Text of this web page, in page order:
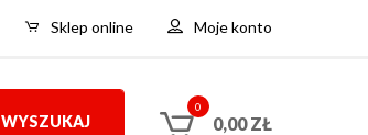
Sklep online Moje konto
WYSZUKAJ
0
0,00ZŁ